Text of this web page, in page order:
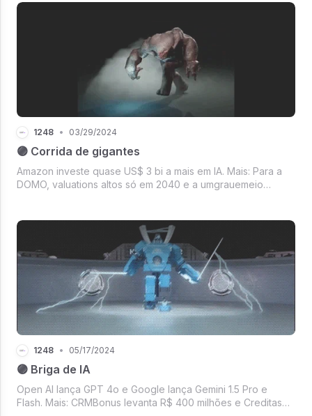
1248 • 03/29/2024
🟣 Corrida de gigantes
Amazon investe quase US$ 3 bi a mais em IA. Mais: Para a
DOMO, valuations altos só em 2040 e a umgrauemeio
1248 • 05/17/2024
🟣 Briga de IA
Open AI lança GPT 4o e Google lança Gemini 1.5 Pro e
Flash. Mais: CRMBonus levanta R$ 400 milhões e Creditas